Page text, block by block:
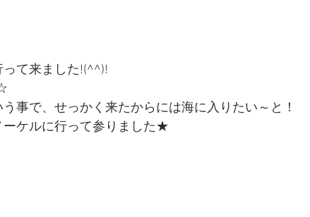
て来ました!(^^)!
事で、せっかく来たからには海に入りたい～と！
ーケルに行って参りました★